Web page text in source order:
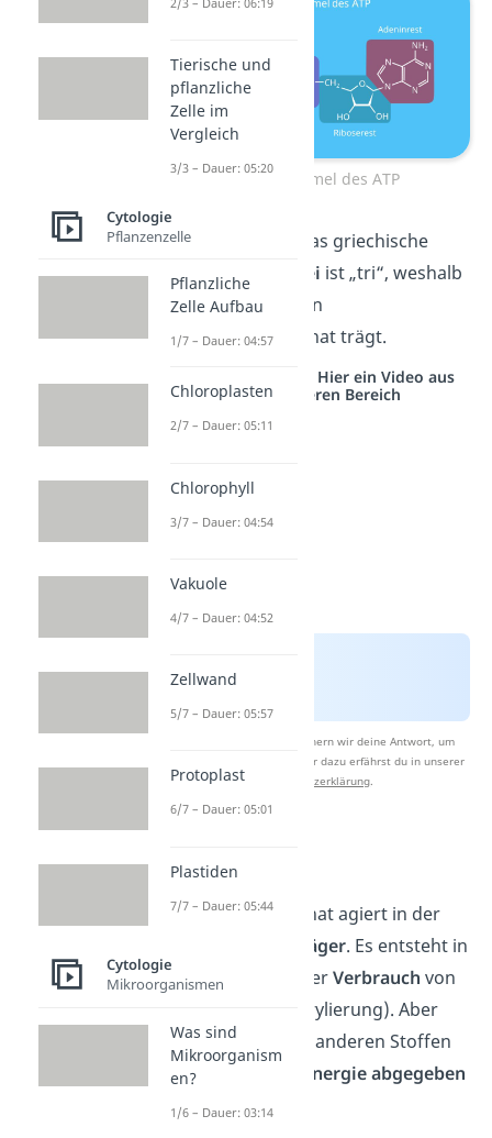
Strukturformel des ATP
Schon gewusst?
Das griechische
Zahlenwort für
drei ist „tri“, weshalb
das ATP den Namen
Adenosintriphosphat trägt.
Studyflix vernetzt: Hier ein Video aus
einem anderen Bereich
Nach Beantwortung speichern wir deine Antwort, um
Studyflix zu verbessern. Mehr dazu erfährst du in unserer
Datenschutzerklärung.
ATP-Zyklus
Adenosintriphosphat agiert in der
Energieträger. Es entsteht in
einer Reaktion unterVerbrauch von
(Phosphorylierung). Aber
ATP kann auch mit anderen Stoffen
reagieren, wobei
Energie abgegeben
wird (Hydrolyse).
Tierische und
pflanzliche
Zelle im
Vergleich
3/3 – Dauer: 05:20
Cytologie
Pflanzenzelle
Pflanzliche
Zelle Aufbau
1/7 – Dauer: 04:57
Chloroplasten
2/7 – Dauer: 05:11
Chlorophyll
3/7 – Dauer: 04:54
Vakuole
4/7 – Dauer: 04:52
Zellwand
5/7 – Dauer: 05:57
Protoplast
6/7 – Dauer: 05:01
Plastiden
7/7 – Dauer: 05:44
Cytologie
Mikroorganismen
Was sind
Mikroorganism
en?
1/6 – Dauer: 03:14